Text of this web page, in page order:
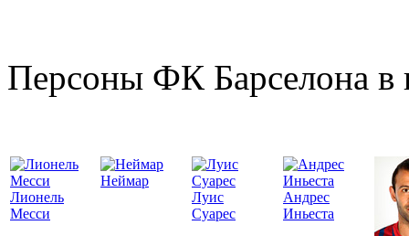
Персоны ФК Барселона в
Лионель
Месси
Неймар
Луис
Суарес
Андрес
Иньеста